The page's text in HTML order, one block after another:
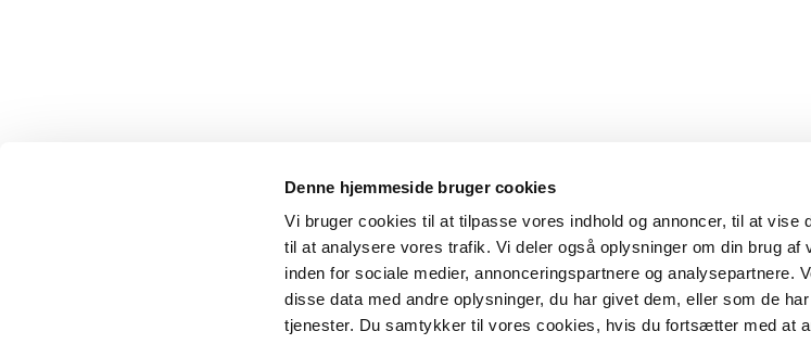
Denne hjemmeside bruger cookies
Vi bruger cookies til at tilpasse vores indhold og annoncer, til at vise
til at analysere vores trafik. Vi deler også oplysninger om din brug af
inden for sociale medier, annonceringspartnere og analysepartnere.
disse data med andre oplysninger, du har givet dem, eller som de
tjenester. Du samtykker til vores cookies, hvis du fortsætter med at